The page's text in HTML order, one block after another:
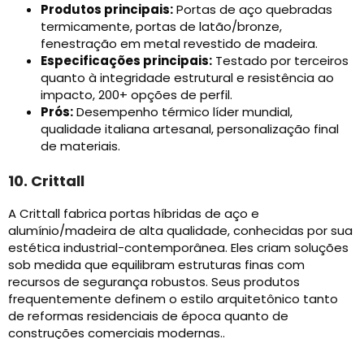
Produtos principais:Portas de aço quebradas
termicamente, portas de latão/bronze,
fenestração em metal revestido de madeira.
Especificações principais: Testado por terceiros
quanto à integridade estrutural e resistência ao
impacto, 200+ opções de perfil.
Prós:Desempenho térmico líder mundial,
qualidade italiana artesanal, personalização final
de materiais.
10. Crittall
A Crittall fabrica portas híbridas de aço e
alumínio/madeira de alta qualidade, conhecidas por sua
estética industrial-contemporânea. Eles criam soluções
sob medida que equilibram estruturas finas com
recursos de segurança robustos. Seus produtos
frequentemente definem o estilo arquitetônico tanto
de reformas residenciais de época quanto de
construções comerciais modernas..